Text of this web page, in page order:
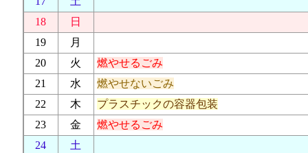
18
日
19
月
20
火
燃やせるごみ
21
水
燃やせないごみ
22
木
プラスチックの容器包装
23
金
燃やせるごみ
24
土